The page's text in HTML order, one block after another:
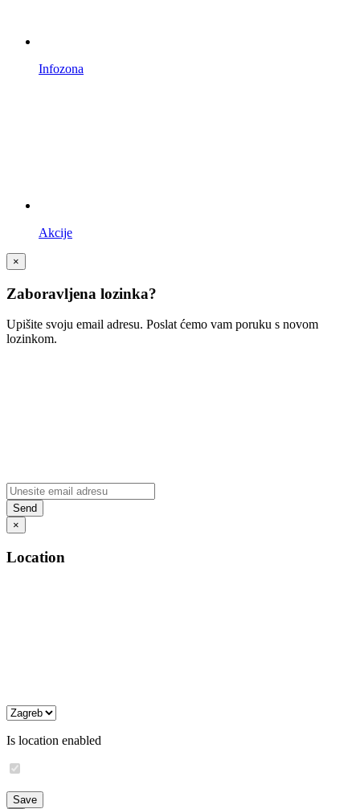
Infozona
Akcije
×
Zaboravljena lozinka?
Upišite svoju email adresu. Poslat ćemo vam poruku s novom
lozinkom.
×
Location
Is location enabled